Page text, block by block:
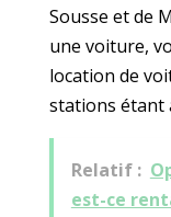
Sousse et de
une voiture,
location de
stations étant
Relatif :
est-ce